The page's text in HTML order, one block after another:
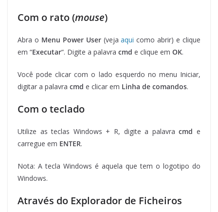
Com o rato (mouse)
Abra o Menu Power User(vejaaqui como abrir) e clique
em “Executar“. Digite a palavra cmd e clique em OK.
Você pode clicar com o lado esquerdo no menu Iniciar,
digitar a palavra cmd e clicar em Linha de comandos.
Com o teclado
Utilize as teclas Windows + R, digite a palavracmd e
carregue em ENTER.
Nota: A tecla Windows é aquela que tem o logotipo do
Windows.
Através do Explorador de Ficheiros